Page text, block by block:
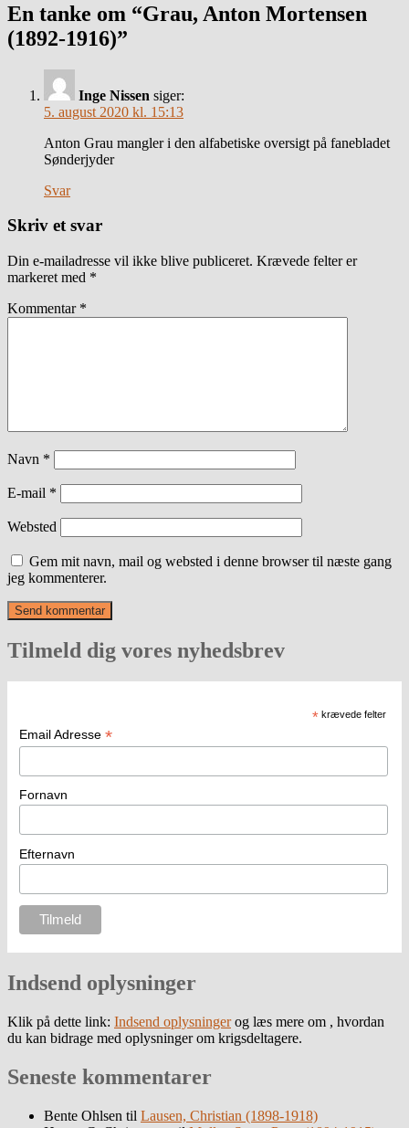
En tanke om “Grau, Anton Mortensen
(1892-1916)”
Inge Nissen siger:
5. august 2020 kl. 15:13
Anton Grau mangler i den alfabetiske oversigt på fanebladet
Sønderjyder
Svar
Skriv et svar
Din e-mailadresse vil ikke blive publiceret. Krævede felter er
markeret med *
Kommentar *
Navn *
E-mail *
Websted
Gem mit navn, mail og websted i denne browser til næste gang
jeg kommenterer.
Tilmeld dig vores nyhedsbrev
* krævede felter
Email Adresse *
Fornavn
Efternavn
Indsend oplysninger
Klik på dette link: Indsend oplysningerog læs mere om , hvordan
du kan bidrage med oplysninger om krigsdeltagere.
Seneste kommentarer
Bente Ohlsen til Lausen, Christian (1898-1918)